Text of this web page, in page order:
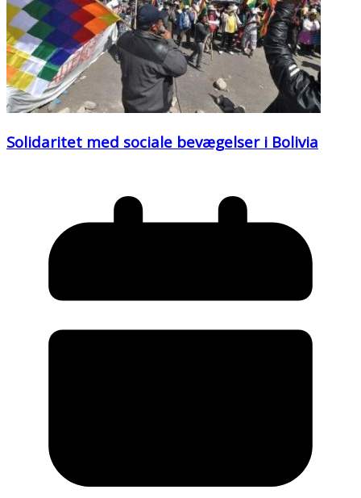
Solidaritet med sociale bevægelser i Bolivia